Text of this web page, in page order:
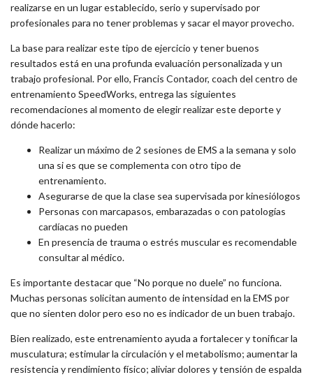
realizarse en un lugar establecido, serio y supervisado por
profesionales para no tener problemas y sacar el mayor provecho.
La base para realizar este tipo de ejercicio y tener buenos
resultados está en una profunda evaluación personalizada y un
trabajo profesional. Por ello, Francis Contador, coach del centro de
entrenamiento SpeedWorks, entrega las siguientes
recomendaciones al momento de elegir realizar este deporte y
dónde hacerlo:
Realizar un máximo de 2 sesiones de EMS a la semana y solo
una si es que se complementa con otro tipo de
entrenamiento.
Asegurarse de que la clase sea supervisada por kinesiólogos
Personas con marcapasos, embarazadas o con patologías
cardíacas no pueden
En presencia de trauma o estrés muscular es recomendable
consultar al médico.
Es importante destacar que “No porque no duele” no funciona.
Muchas personas solicitan aumento de intensidad en la EMS por
que no sienten dolor pero eso no es indicador de un buen trabajo.
Bien realizado, este entrenamiento ayuda a fortalecer y tonificar la
musculatura; estimular la circulación y el metabolismo; aumentar la
resistencia y rendimiento físico; aliviar dolores y tensión de espalda